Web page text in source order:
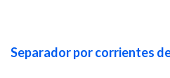
Separador por corrientes